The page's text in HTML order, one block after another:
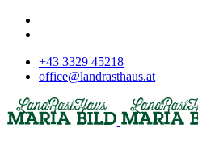
+43 3329 45218
office@landrasthaus.at